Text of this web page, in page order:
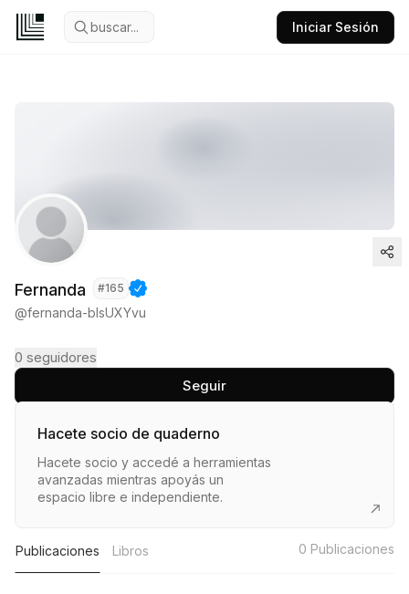
buscar... Iniciar Sesión
Fernanda #165
@fernanda-bIsUXYvu
0 seguidores
Seguir
Hacete socio de quaderno
Hacete socio y accedé a herramientas
avanzadas mientras apoyás un
espacio libre e independiente.
Publicaciones Libros 0 Publicaciones